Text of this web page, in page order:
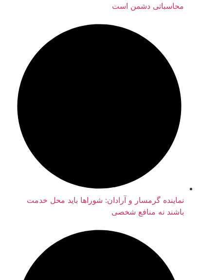
محاسباتی دشمن است
نماینده گرمسار و آرادان: شوراها باید محل خدمت
باشند نه منافع شخصی